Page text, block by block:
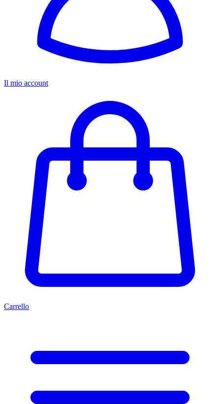
Il mio account
Carrello